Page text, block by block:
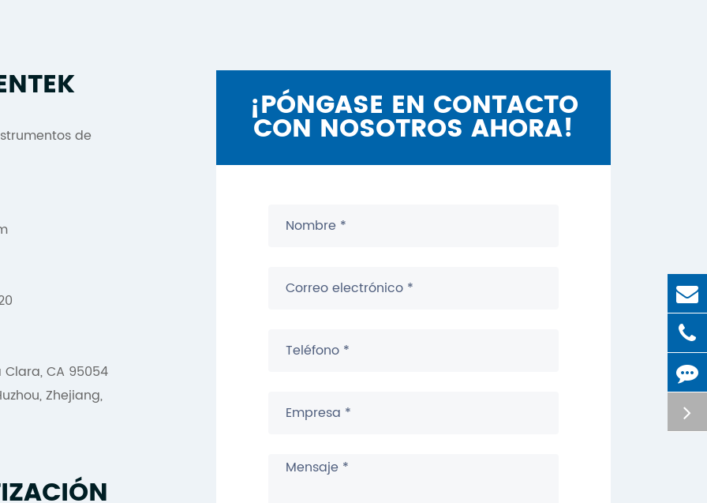
de
CA 95054
Zhejiang,
¡PÓNGASE EN CONTACTO
CON NOSOTROS AHORA!